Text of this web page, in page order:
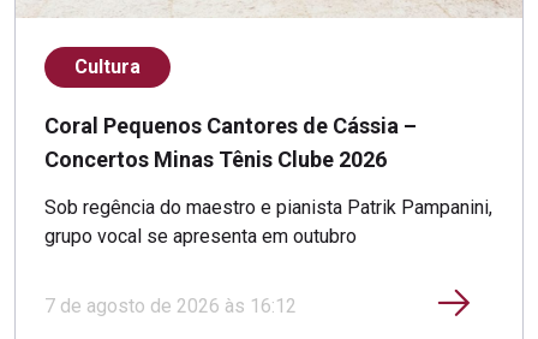
Cultura
Coral Pequenos Cantores de Cássia –
Concertos Minas Tênis Clube 2026
Sob regência do maestro e pianista Patrik Pampanini,
grupo vocal se apresenta em outubro
7 de agosto de 2026 às 16:12